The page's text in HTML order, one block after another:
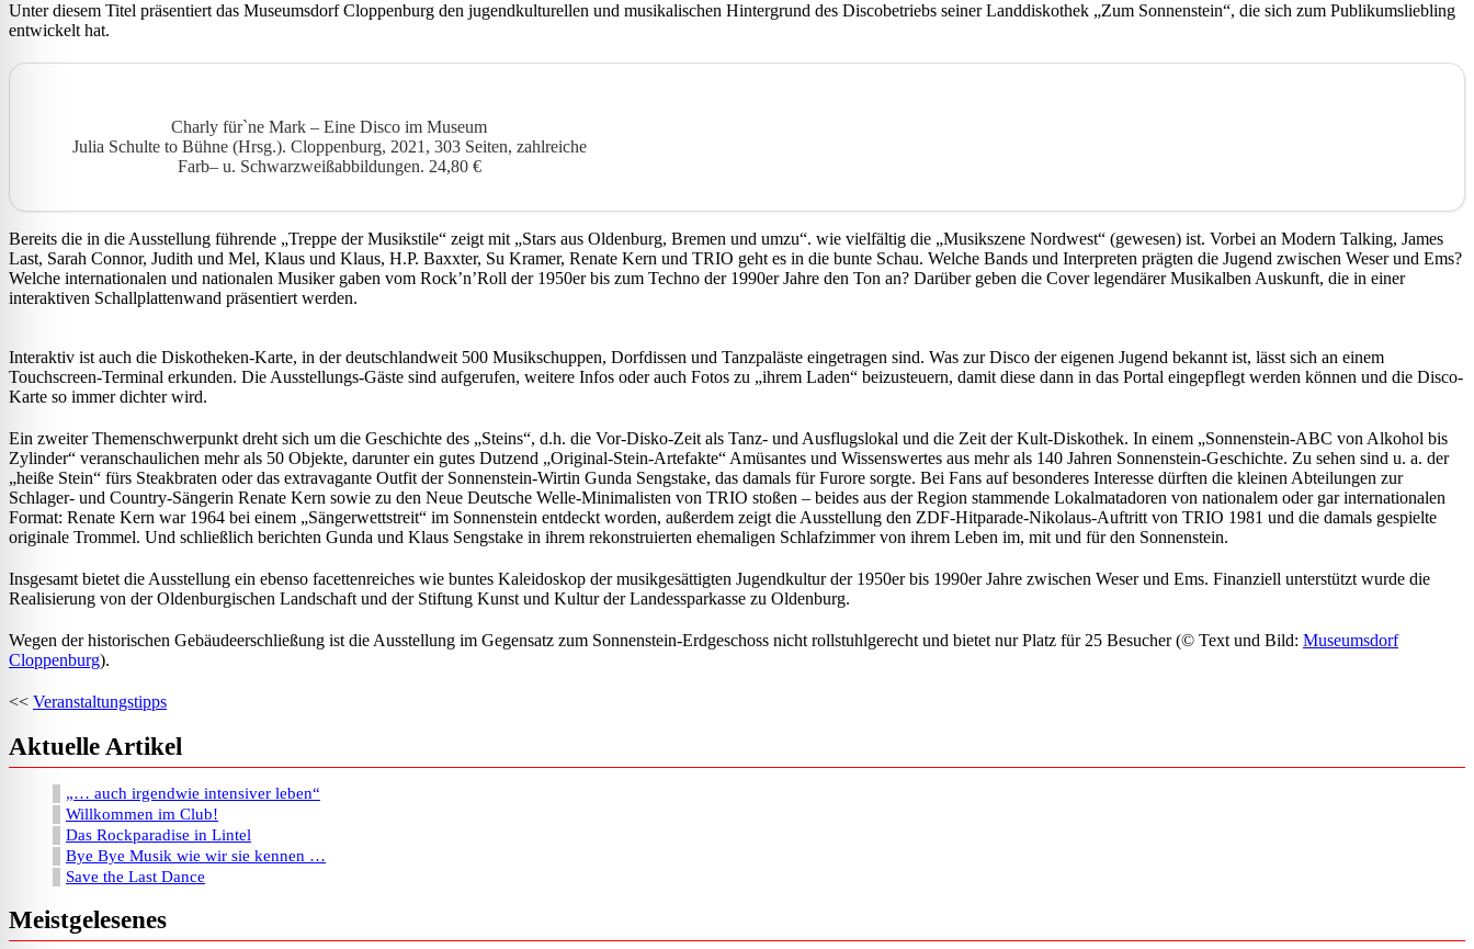
Unter diesem Titel präsentiert das Museumsdorf Cloppenburg den jugendkulturellen und musikalischen Hintergrund des Discobetriebs seiner Landdiskothek „Zum Sonnenstein“, die sich zum Publikumsliebling
entwickelt hat.
Charly für`ne Mark – Eine Disco im Museum
Julia Schulte to Bühne (Hrsg.). Cloppenburg, 2021, 303 Seiten, zahlreiche
Farb– u. Schwarzweißabbildungen. 24,80 €
Bereits die in die Ausstellung führende „Treppe der Musikstile“ zeigt mit „Stars aus Oldenburg, Bremen und umzu“. wie vielfältig die „Musikszene Nordwest“ (gewesen) ist. Vorbei an Modern Talking, James
Last, Sarah Connor, Judith und Mel, Klaus und Klaus, H.P. Baxxter, Su Kramer, Renate Kern und TRIO geht es in die bunte Schau. Welche Bands und Interpreten prägten die Jugend zwischen Weser und Ems?
Welche internationalen und nationalen Musiker gaben vom Rock’n’Roll der 1950er bis zum Techno der 1990er Jahre den Ton an? Darüber geben die Cover legendärer Musikalben Auskunft, die in einer
interaktiven Schallplattenwand präsentiert werden.
Interaktiv ist auch die Diskotheken-Karte, in der deutschlandweit 500 Musikschuppen, Dorfdissen und Tanzpaläste eingetragen sind. Was zur Disco der eigenen Jugend bekannt ist, lässt sich an einem
Touchscreen-Terminal erkunden. Die Ausstellungs-Gäste sind aufgerufen, weitere Infos oder auch Fotos zu „ihrem Laden“ beizusteuern, damit diese dann in das Portal eingepflegt werden können und die Disco-
Karte so immer dichter wird.
Ein zweiter Themenschwerpunkt dreht sich um die Geschichte des „Steins“, d.h. die Vor-Disko-Zeit als Tanz- und Ausflugslokal und die Zeit der Kult-Diskothek. In einem „Sonnenstein-ABC von Alkohol bis
Zylinder“ veranschaulichen mehr als 50 Objekte, darunter ein gutes Dutzend „Original-Stein-Artefakte“ Amüsantes und Wissenswertes aus mehr als 140 Jahren Sonnenstein-Geschichte. Zu sehen sind u. a. der
„heiße Stein“ fürs Steakbraten oder das extravagante Outfit der Sonnenstein-Wirtin Gunda Sengstake, das damals für Furore sorgte. Bei Fans auf besonderes Interesse dürften die kleinen Abteilungen zur
Schlager- und Country-Sängerin Renate Kern sowie zu den Neue Deutsche Welle-Minimalisten von TRIO stoßen – beides aus der Region stammende Lokalmatadoren von nationalem oder gar internationalen
Format: Renate Kern war 1964 bei einem „Sängerwettstreit“ im Sonnenstein entdeckt worden, außerdem zeigt die Ausstellung den ZDF-Hitparade-Nikolaus-Auftritt von TRIO 1981 und die damals gespielte
originale Trommel. Und schließlich berichten Gunda und Klaus Sengstake in ihrem rekonstruierten ehemaligen Schlafzimmer von ihrem Leben im, mit und für den Sonnenstein.
Insgesamt bietet die Ausstellung ein ebenso facettenreiches wie buntes Kaleidoskop der musikgesättigten Jugendkultur der 1950er bis 1990er Jahre zwischen Weser und Ems. Finanziell unterstützt wurde die
Realisierung von der Oldenburgischen Landschaft und der Stiftung Kunst und Kultur der Landessparkasse zu Oldenburg.
Wegen der historischen Gebäudeerschließung ist die Ausstellung im Gegensatz zum Sonnenstein-Erdgeschoss nicht rollstuhlgerecht und bietet nur Platz für 25 Besucher (© Text und Bild: Museumsdorf
Cloppenburg).
<< Veranstaltungstipps
Aktuelle Artikel
„… auch irgendwie intensiver leben“
Willkommen im Club!
Das Rockparadise in Lintel
Bye Bye Musik wie wir sie kennen …
Save the Last Dance
Meistgelesenes